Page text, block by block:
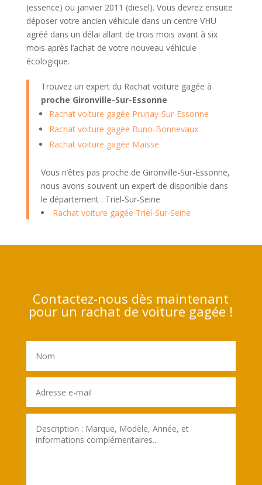
(essence) ou janvier 2011 (diesel). Vous devrez ensuite
déposer votre ancien véhicule dans un centre VHU
agréé dans un délai allant de trois mois avant à six
mois après l’achat de votre nouveau véhicule
écologique.
Trouvez un expert du Rachat voiture gagée à
proche Gironville-Sur-Essonne
Rachat voiture gagée Prunay-Sur-Essonne
Rachat voiture gagée Buno-Bonnevaux
Rachat voiture gagée Maisse
Vous n’êtes pas proche de Gironville-Sur-Essonne,
nous avons souvent un expert de disponible dans
le département : Triel-Sur-Seine
Rachat voiture gagée Triel-Sur-Seine
Contactez-nous dès maintenant
pour un rachat de voiture gagée !